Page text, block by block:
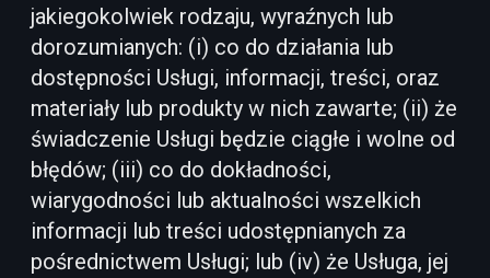
jakiegokolwiek rodzaju, wyraźnych lub
dorozumianych: (i) co do działania lub
dostępności Usługi, informacji, treści, oraz
materiały lub produkty w nich zawarte; (ii) że
świadczenie Usługi będzie ciągłe i wolne od
błędów; (iii) co do dokładności,
wiarygodności lub aktualności wszelkich
informacji lub treści udostępnianych za
pośrednictwem Usługi; lub (iv) że Usługa, jej